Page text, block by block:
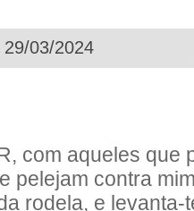
03/2024
com aqueles que
pelejam contra
rodela, e levanta-